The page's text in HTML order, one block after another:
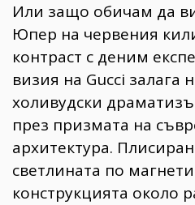
​Или защо обичам да
Юпер на червения
контраст с деним
визия на Gucci залага
холивудски
през призмата на
архитектура.
светлината по
конструкцията около